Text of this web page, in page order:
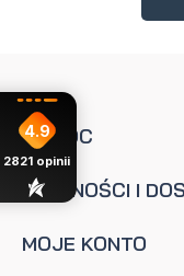
POMOC
PŁATNOŚCI I
MOJE KONTO
4.9
2821 opinii